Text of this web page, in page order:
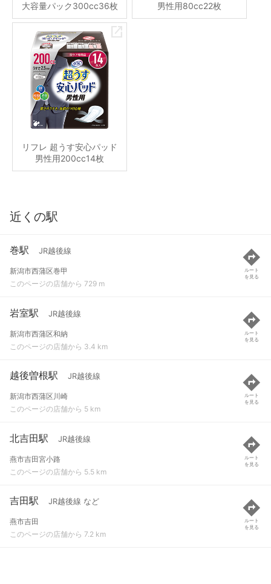
大容量パック300cc36枚
男性用80cc22枚
リフレ 超うす安心パッド
男性用200cc14枚
近くの駅
巻駅 JR越後線
新潟市西蒲区巻甲
このページの店舗から 729 m
ルート
を見る
岩室駅 JR越後線
新潟市西蒲区和納
このページの店舗から 3.4 km
ルート
を見る
越後曽根駅 JR越後線
新潟市西蒲区川崎
このページの店舗から 5 km
ルート
を見る
北吉田駅 JR越後線
燕市吉田宮小路
このページの店舗から 5.5 km
ルート
を見る
吉田駅 JR越後線 など
燕市吉田
このページの店舗から 7.2 km
ルート
を見る